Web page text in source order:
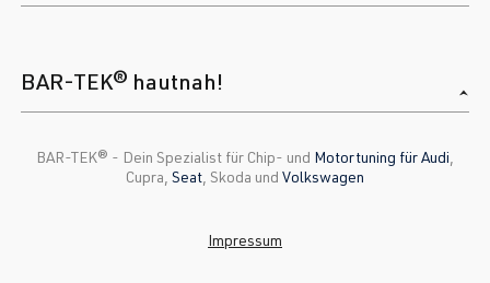
BAR-TEK® hautnah!
BAR-TEK®️ - Dein Spezialist für Chip- und Motortuning für Audi
Cupra, Seat , Skoda und Volkswagen
Impressum